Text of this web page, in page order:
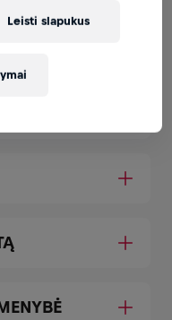
Leisti slapukus